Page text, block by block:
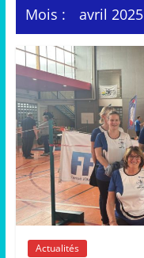
Mois : avril 2025
Actualités